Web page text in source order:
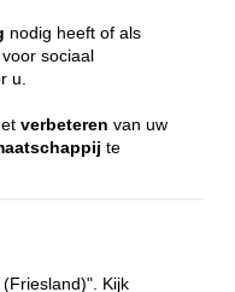
nodig heeft of als
sociaal
u.
verbeteren van uw
te
Kijk